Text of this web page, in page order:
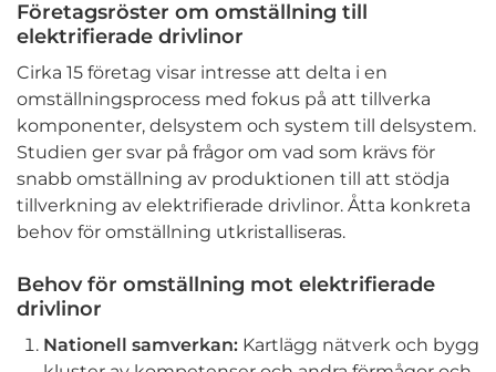
Företagsröster om omställning till
elektrifierade drivlinor
Cirka 15 företag visar intresse att delta i en
omställningsprocess med fokus på att tillverka
komponenter, delsystem och system till delsystem.
Studien ger svar på frågor om vad som krävs för
snabb omställning av produktionen till att stödja
tillverkning av elektrifierade drivlinor. Åtta konkreta
behov för omställning utkristalliseras.
Behov för omställning mot elektrifierade
drivlinor
Nationell samverkan: Kartlägg nätverk och bygg